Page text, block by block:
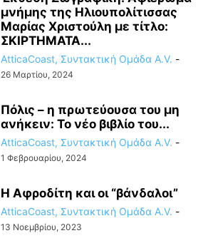
μνήμης της Ηλιουπολίτισσας
Μαρίας Χριστούλη με τίτλο:
ΣΚΙΡΤΗΜΑΤΑ...
AtticaCoast, Συντακτική Ομάδα A.V. -
26 Μαρτίου, 2024
Πόλις – η πρωτεύουσα του μη
ανήκειν: Το νέο βιβλίο του...
AtticaCoast, Συντακτική Ομάδα A.V. -
1 Φεβρουαρίου, 2024
Η Αφροδίτη και οι “βάνδαλοι”
AtticaCoast, Συντακτική Ομάδα A.V. -
13 Νοεμβρίου, 2023